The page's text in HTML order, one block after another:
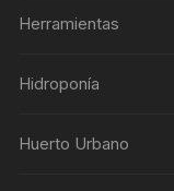
Herramientas
Hidroponía
Huerto Urbano